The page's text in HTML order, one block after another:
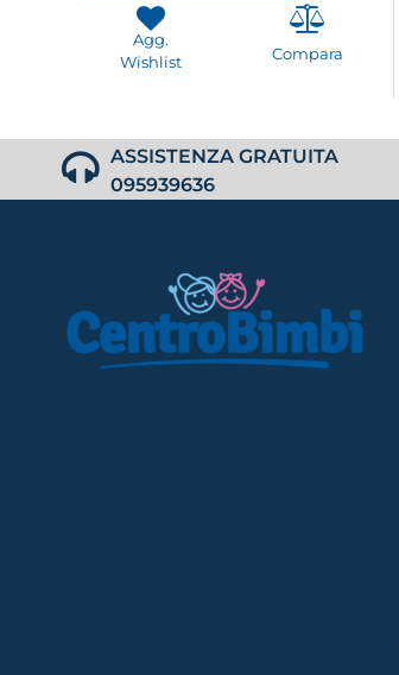
Agg.
Wishlist
Compara
ASSISTENZA GRATUITA
095939636